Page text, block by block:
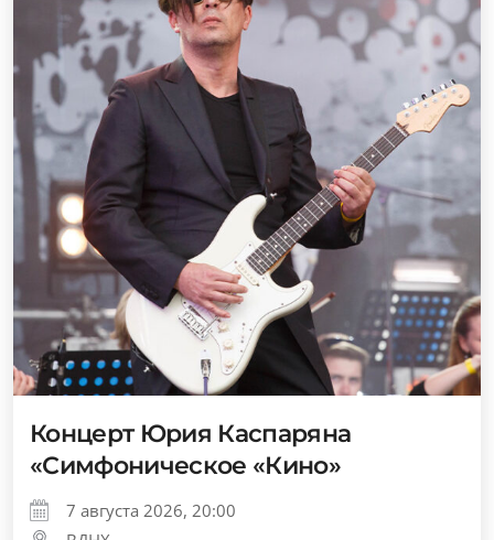
Концерт Юрия Каспаряна
«Симфоническое «Кино»
7 августа 2026, 20:00